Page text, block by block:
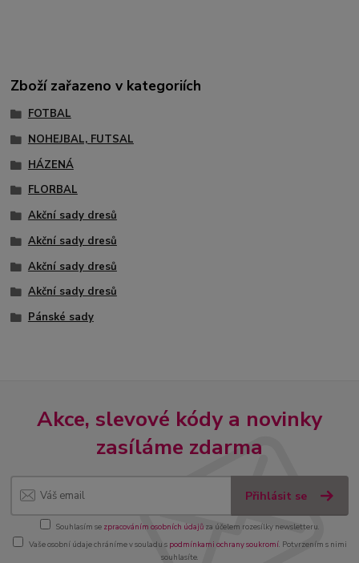
Zboží zařazeno v kategoriích
FOTBAL
NOHEJBAL, FUTSAL
HÁZENÁ
FLORBAL
Akční sady dresů
Akční sady dresů
Akční sady dresů
Akční sady dresů
Pánské sady
Akce, slevové kódy a novinky
zasíláme zdarma
Přihlásit se
Souhlasím se zpracováním osobních údajůza účelem rozesílky newsletteru.
Vaše osobní údaje chráníme v souladu s podmínkami ochrany soukromí. Potvrzením s nimi
souhlasíte.